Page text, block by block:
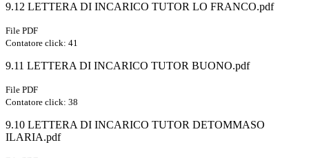
9.12 LETTERA DI INCARICO TUTOR LO FRANCO.pdf
File PDF
Contatore click: 41
9.11 LETTERA DI INCARICO TUTOR BUONO.pdf
File PDF
Contatore click: 38
9.10 LETTERA DI INCARICO TUTOR DETOMMASO
ILARIA.pdf